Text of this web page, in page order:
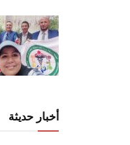
أخبار حديثة